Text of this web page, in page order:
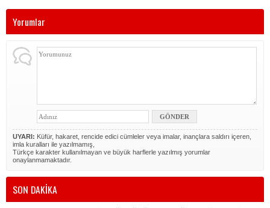
Yorumlar
UYARI: Küfür, hakaret, rencide edici cümleler veya imalar, inançlara saldırı içeren,
imla kuralları ile yazılmamış,
Türkçe karakter kullanılmayan ve büyük harflerle yazılmış yorumlar
onaylanmamaktadır.
SON DAKİKA